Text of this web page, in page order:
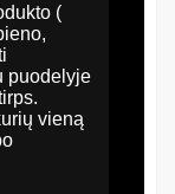
(
puodelyje
vieną